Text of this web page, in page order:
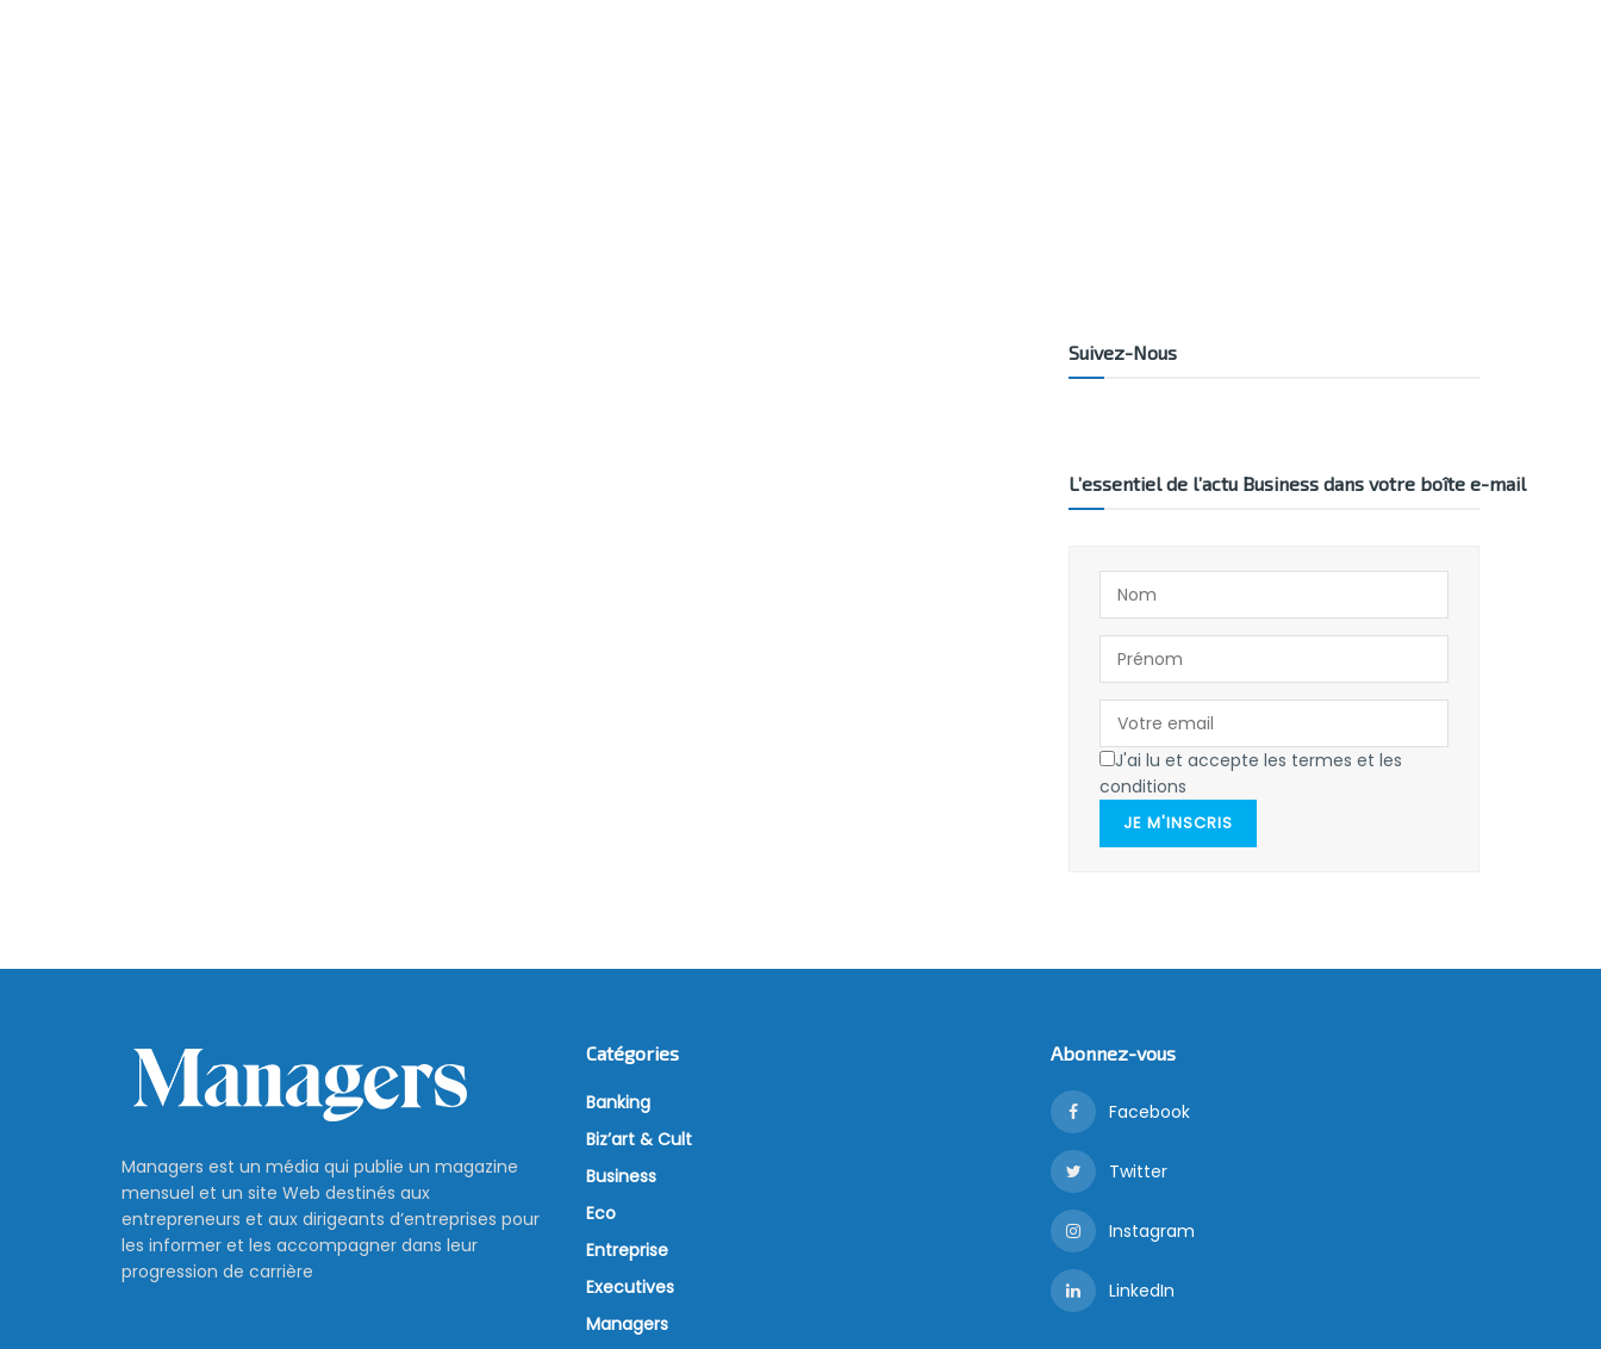
Suivez-Nous
L’essentiel de l’actu Business dans votre boîte e-mail
J'ai lu et accepte les termes et les
conditions
JE M'INSCRIS
Managers est un média qui publie un magazine
mensuel et un site Web destinés aux
entrepreneurs et aux dirigeants d’entreprises pour
les informer et les accompagner dans leur
progression de carrière
Catégories
Banking
Biz’art & Cult
Business
Eco
Entreprise
Executives
Managers
Abonnez-vous
Facebook
Twitter
Instagram
LinkedIn